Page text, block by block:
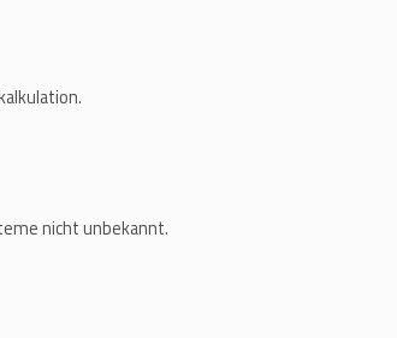
nicht unbekannt.